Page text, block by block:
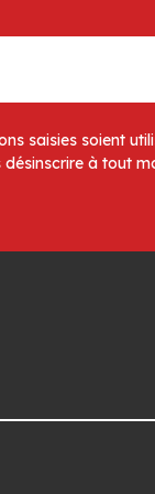
saisies soient
à tout